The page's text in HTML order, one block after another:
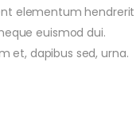
elementum hendrerit
euismod dui.
et, dapibus sed, urna.